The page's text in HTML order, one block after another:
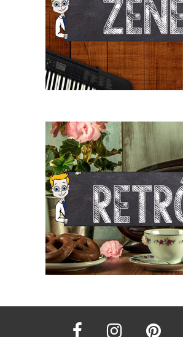
facebook instagram